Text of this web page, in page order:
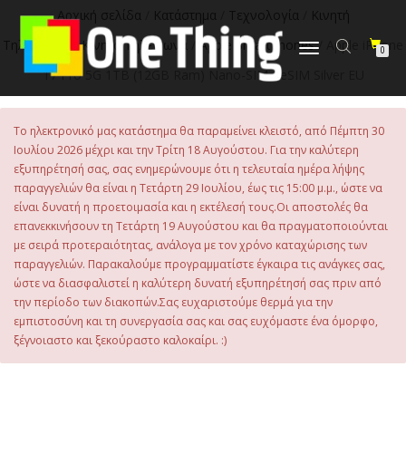
Εναλλαγή
0
Αρχική σελίδα Κατάστημα Τεχνολογία
Κινητή
Τηλεφωνία
/Κινητά Τηλέφωνα Apple Smartphones/ Apple iPhone
17 Pro 5G 1TB (12GB Ram) Nano-SIM +eSIM Silver EU
Το ηλεκτρονικό μας κατάστημα θα παραμείνει κλειστό, από Πέμπτη 30
Ιουλίου 2026 μέχρι και την Τρίτη 18 Αυγούστου. Για την καλύτερη
εξυπηρέτησή σας, σας ενημερώνουμε ότι η τελευταία ημέρα λήψης
παραγγελιών θα είναι η Τετάρτη 29 Ιουλίου, έως τις 15:00 μ.μ., ώστε να
είναι δυνατή η προετοιμασία και η εκτέλεσή τους.Οι αποστολές θα
επανεκκινήσουν τη Τετάρτη 19 Αυγούστου και θα πραγματοποιούνται
με σειρά προτεραιότητας, ανάλογα με τον χρόνο καταχώρισης των
παραγγελιών. Παρακαλούμε προγραμματίστε έγκαιρα τις ανάγκες σας,
ώστε να διασφαλιστεί η καλύτερη δυνατή εξυπηρέτησή σας πριν από
την περίοδο των διακοπών.Σας ευχαριστούμε θερμά για την
εμπιστοσύνη και τη συνεργασία σας και σας ευχόμαστε ένα όμορφο,
ξέγνοιαστο και ξεκούραστο καλοκαίρι. :)